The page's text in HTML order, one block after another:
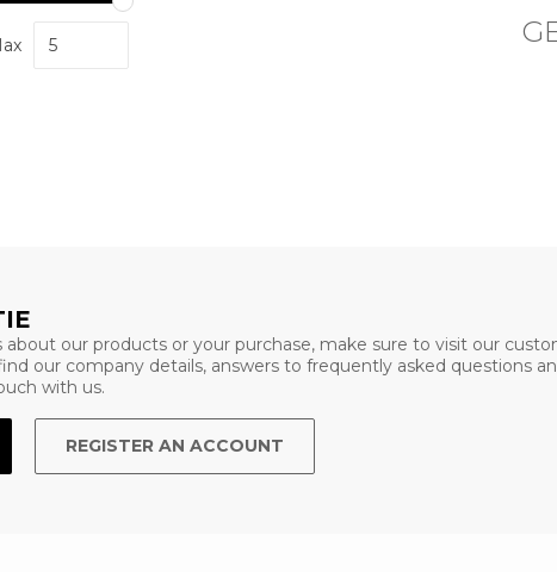
about our products or your purchase, make sure to visit our
our company details, answers to frequently asked questions
with us.
REGISTER AN ACCOUNT